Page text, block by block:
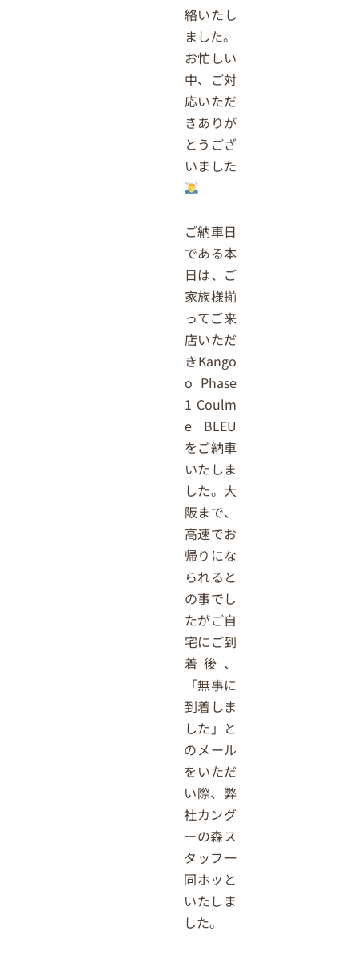
絡いたし
ました。
お忙しい
中、ご対
応いただ
きありが
とうござ
いました
ご納車日
である本
日は、ご
家族様揃
ってご来
店いただ
きKango
o Phase
1 Coulm
e BLEU
をご納車
いたしま
した。大
阪まで、
高速でお
帰りにな
られると
の事でし
たがご自
宅にご到
着後、
「無事に
到着しま
した」と
のメール
をいただ
い際、弊
社カング
ーの森ス
タッフ一
同ホッと
いたしま
した。